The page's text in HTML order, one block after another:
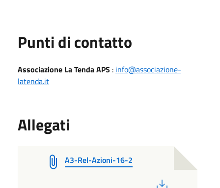
Punti di contatto
Associazione La Tenda APS : info@associazione-
latenda.it
Allegati
A3-Rel-Azioni-16-2